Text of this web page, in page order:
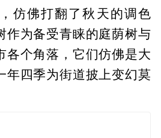
仿佛打翻了秋天的调色
作为备受青睐的庭荫树与
各个角落，它们仿佛是大
年四季为街道披上变幻莫